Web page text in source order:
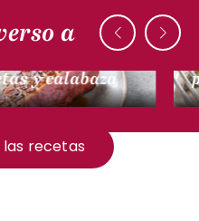
a
y calabaza
recetas